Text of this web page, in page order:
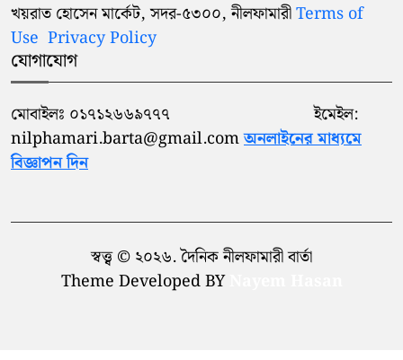
খয়রাত হোসেন মার্কেট, সদর-৫৩০০, নীলফামারীTerms of
Use Privacy Policy
যোগাযোগ
মোবাইলঃ ০১৭১২৬৬৯৭৭৭ ইমেইল:
nilphamari.barta@gmail.comঅনলাইনের মাধ্যমে
বিজ্ঞাপন দিন
স্বত্ত্ব © ২০২৬. দৈনিক নীলফামারী বার্তা
Theme Developed BY